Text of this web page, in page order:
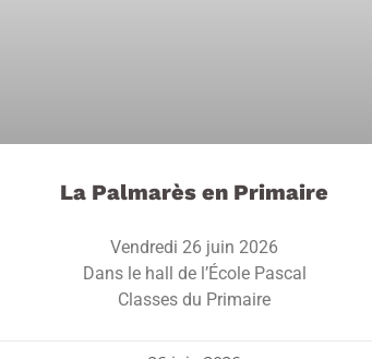
La Palmarès en Primaire
Vendredi 26 juin 2026
Dans le hall de l’École Pascal
Classes du Primaire